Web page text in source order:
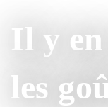
Il y
les